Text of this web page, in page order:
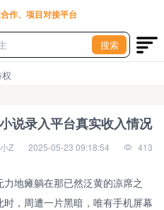
作、项目对接平台
搜索
说录入平台真实收入情况
Z 2025-05-23 09:18:54 413
地瘫躺在那已然泛黄的凉席之
时，周遭一片黑暗，唯有手机屏幕